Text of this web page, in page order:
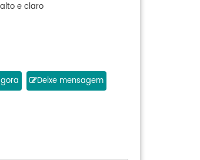
e claro
Deixe mensagem